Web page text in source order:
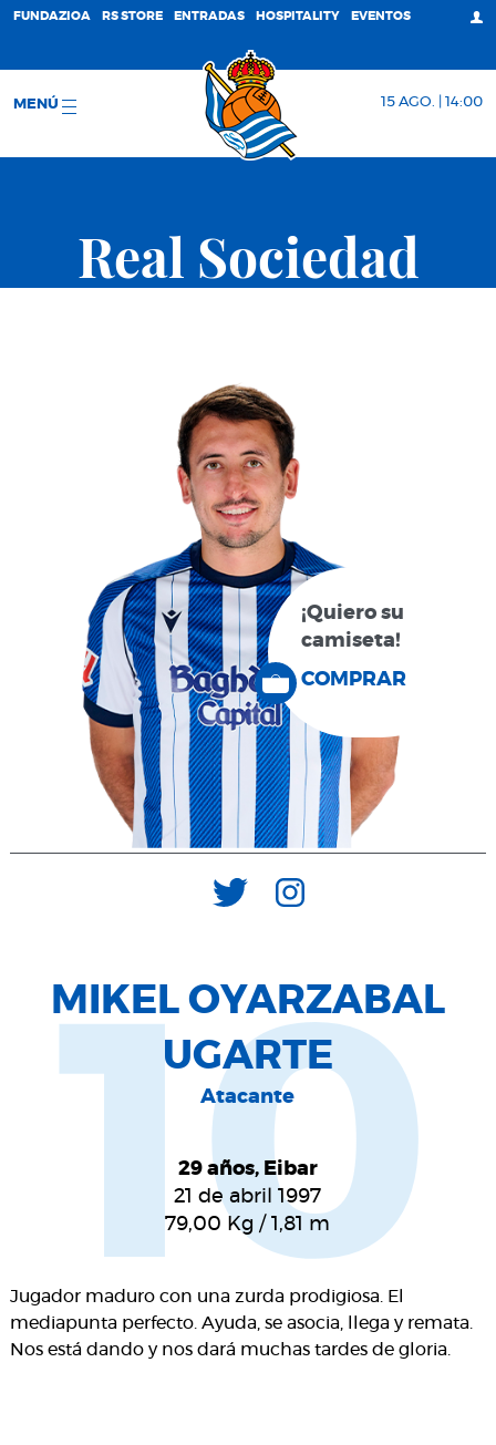
FUNDAZIOA RS STORE ENTRADAS HOSPITALITY EVENTOS
MENÚ 15 AGO. | 14:00
Real Sociedad
¡Quiero su
camiseta!
COMPRAR
MIKEL OYARZABAL
UGARTE
Atacante
29 años, Eibar
21 de abril 1997
79,00 Kg / 1,81 m
Jugador maduro con una zurda prodigiosa. El
mediapunta perfecto. Ayuda, se asocia, llega y remata.
Nos está dando y nos dará muchas tardes de gloria.
10